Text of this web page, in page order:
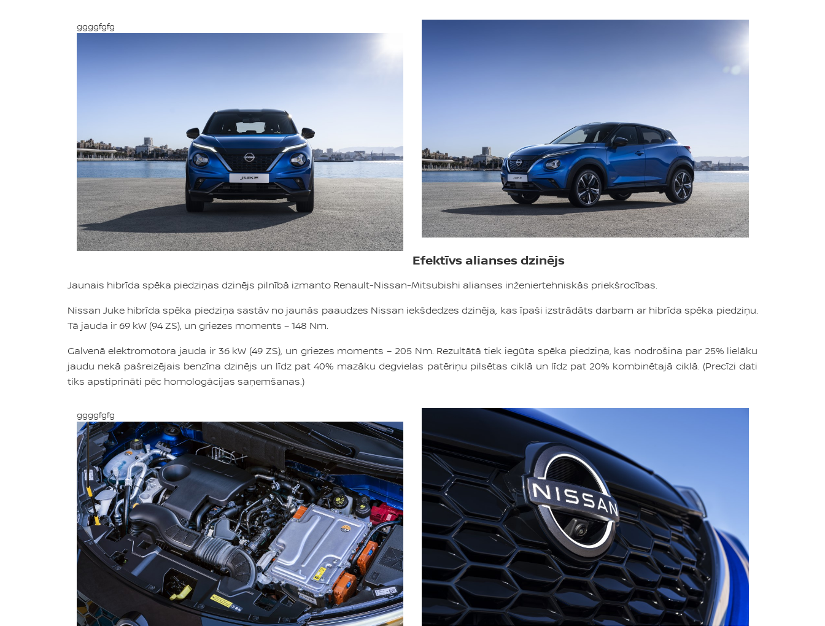
ggggfgfg
Efektīvs alianses dzinējs
Jaunais hibrīda spēka piedziņas dzinējs pilnībā izmanto Renault-Nissan-Mitsubishi alianses inženiertehniskās priekšrocības.
Nissan Juke hibrīda spēka piedziņa sastāv no jaunās paaudzes Nissan iekšdedzes dzinēja, kas īpaši izstrādāts darbam ar hibrīda spēka piedziņu.
Tā jauda ir 69 kW (94 ZS), un griezes moments – 148 Nm.
Galvenā elektromotora jauda ir 36 kW (49 ZS), un griezes moments – 205 Nm. Rezultātā tiek iegūta spēka piedziņa, kas nodrošina par 25% lielāku
jaudu nekā pašreizējais benzīna dzinējs un līdz pat 40% mazāku degvielas patēriņu pilsētas ciklā un līdz pat 20% kombinētajā ciklā. (Precīzi dati
tiks apstiprināti pēc homologācijas saņemšanas.)
ggggfgfg